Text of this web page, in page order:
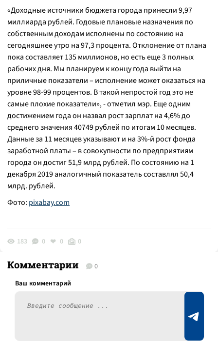
«Доходные источники бюджета города принесли 9,97
миллиарда рублей. Годовые плановые назначения по
собственным доходам исполнены по состоянию на
сегодняшнее утро на 97,3 процента. Отклонение от плана
пока составляет 135 миллионов, но есть еще 3 полных
рабочих дня. Мы планируем к концу года выйти на
приличные показатели – исполнение может оказаться на
уровне 98-99 процентов. В такой непростой год это не
самые плохие показатели», - отметил мэр. Еще одним
достижением года он назвал рост зарплат на 4,6% до
среднего значения 40749 рублей по итогам 10 месяцев.
Данные за 11 месяцев указывают и на 3%-й рост фонда
заработной платы – в совокупности по предприятиям
города он достиг 51,9 млрд рублей. По состоянию на 1
декабря 2019 аналогичный показатель составлял 50,4
млрд. рублей.
Фото: pixabay.com
183 0 0 0
Комментарии 0